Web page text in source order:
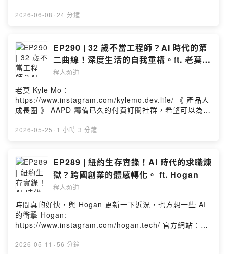
重點： Junior vs. Senior 的殘酷真相： 為什麼只會寫
問題 > 寫程式： 為什麼「理解需求」才是未來唯一的生存
金牌？ 別在黃金時代只當一個「指令執行者」 學會如何用
AI 放大解決問題超能力！ 官方網站：https://techporn.io
頻道 LINE 群：https://reurl.cc/q0k2dq 聯絡資訊：
https://linktr.ee/chengrenpindao3 --Hosting provided
by SoundOn
2026-06-08 · 24 分鐘
EP290 | 32 歲不當工程師？AI 時代的第
二曲線！深度生活的自我重構。ft. 老莫
Kyle Mo
程人頻道
老莫 Kyle Mo：
https://www.instagram.com/kylemo.dev.life/ 《 產品人
成長圈 》 AAPD 籌備已久的付費訂閱社群，希望可以為目
的共學環境。 以健身房的概念延伸，訓練你的職涯競爭
間代謝。 《 產品人成長圈 》 重點時間 創始會員報名期
限：5/28（四）～ 6/21（日） 線上免費說明會時間：
5/28（四）20:00 說明會連結：https://aapd.cc/AAPD-
GrowthCirle-SE 社群介紹連結：
https://community.aapd.com.tw/ --Hosting provided
by SoundOn
2026-05-25 · 1 小時 3 分鐘
EP289 | 紐約生存實錄！AI 時代的求職煉
獄？跨國創業的體感轉化。 ft. Hogan
程人頻道
時間真的好快，與 Hogan 更新一下近況，也方想一些 AI
的衝擊 Hogan:
https://www.instagram.com/hogan.tech/ 官方網站：
https://reurl.cc/q0k2dq 聯絡資訊：
2026-05-11 · 56 分鐘